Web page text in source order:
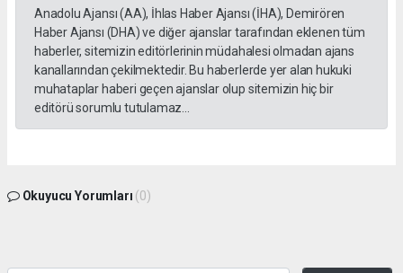
Anadolu Ajansı (AA), İhlas Haber Ajansı (İHA), Demirören
Haber Ajansı (DHA) ve diğer ajanslar tarafından eklenen tüm
haberler, sitemizin editörlerinin müdahalesi olmadan ajans
kanallarından çekilmektedir. Bu haberlerde yer alan hukuki
muhataplar haberi geçen ajanslar olup sitemizin hiç bir
editörü sorumlu tutulamaz...
Okuyucu Yorumları (0)